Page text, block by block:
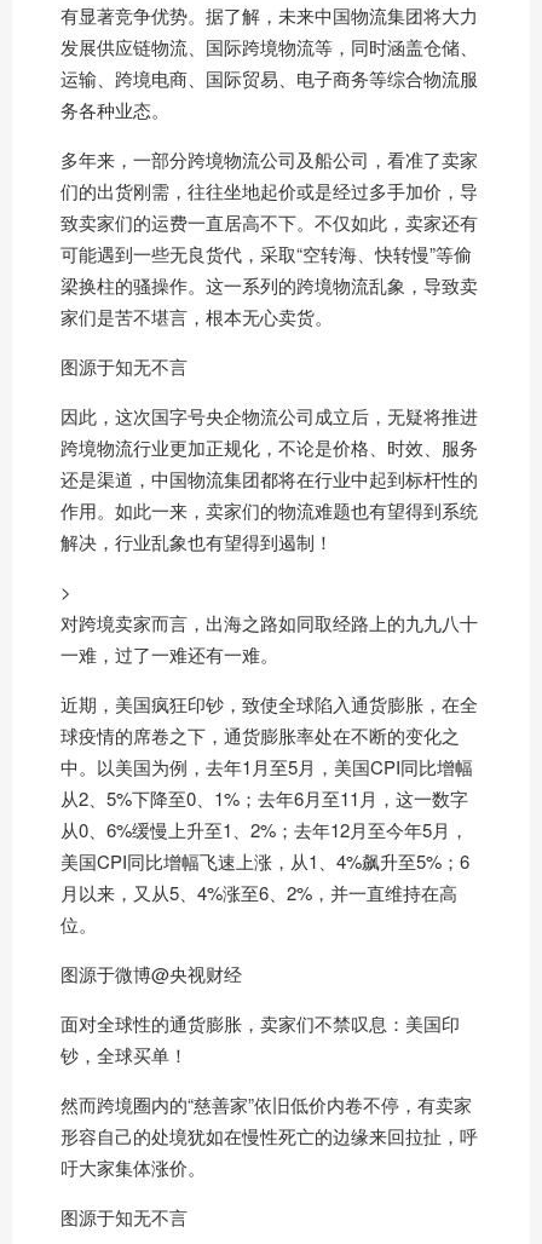
有显著竞争优势。据了解，未来中国物流集团将大力
发展供应链物流、国际跨境物流等，同时涵盖仓储、
运输、跨境电商、国际贸易、电子商务等综合物流服
务各种业态。
多年来，一部分跨境物流公司及船公司，看准了卖家
们的出货刚需，往往坐地起价或是经过多手加价，导
致卖家们的运费一直居高不下。不仅如此，卖家还有
可能遇到一些无良货代，采取“空转海、快转慢”等偷
梁换柱的骚操作。这一系列的跨境物流乱象，导致卖
家们是苦不堪言，根本无心卖货。
图源于知无不言
因此，这次国字号央企物流公司成立后，无疑将推进
跨境物流行业更加正规化，不论是价格、时效、服务
还是渠道，中国物流集团都将在行业中起到标杆性的
作用。如此一来，卖家们的物流难题也有望得到系统
解决，行业乱象也有望得到遏制！
>
对跨境卖家而言，出海之路如同取经路上的九九八十
一难，过了一难还有一难。
近期，美国疯狂印钞，致使全球陷入通货膨胀，在全
球疫情的席卷之下，通货膨胀率处在不断的变化之
中。以美国为例，去年1月至5月，美国CPI同比增幅
从2、5%下降至0、1%；去年6月至11月，这一数字
从0、6%缓慢上升至1、2%；去年12月至今年5月，
美国CPI同比增幅飞速上涨，从1、4%飙升至5%；6
月以来，又从5、4%涨至6、2%，并一直维持在高
位。
图源于微博@央视财经
面对全球性的通货膨胀，卖家们不禁叹息：美国印
钞，全球买单！
然而跨境圈内的“慈善家”依旧低价内卷不停，有卖家
形容自己的处境犹如在慢性死亡的边缘来回拉扯，呼
吁大家集体涨价。
图源于知无不言